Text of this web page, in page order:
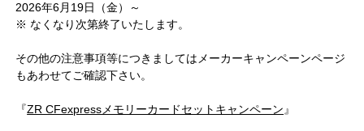
2026年6月19日（金）～
※ なくなり次第終了いたします。
その他の注意事項等につきましてはメーカーキャンペーンページ
もあわせてご確認下さい。
『ZR CFexpressメモリーカードセットキャンペーン 』